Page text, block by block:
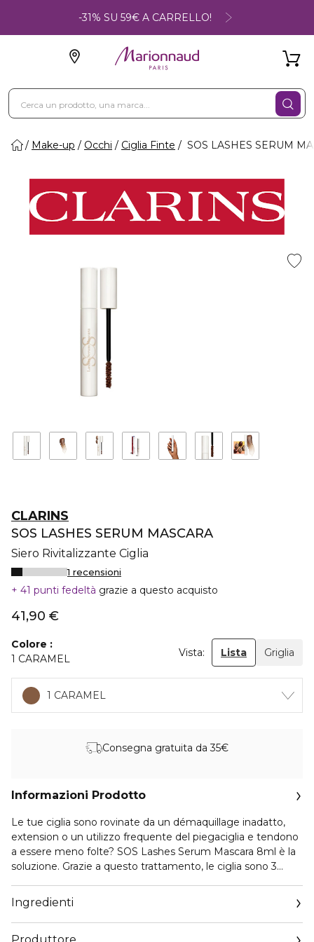
-31% SU 59€ A CARRELLO!
Make-up Occhi Ciglia Finte SOS LASHES SERUM
CLARINS
SOS LASHES SERUM MASCARA
Siero Rivitalizzante Ciglia
1 recensioni
41 punti fedeltà grazie a questo acquisto
41,90 €
Colore
1 CARAMEL
Vista: Lista Griglia
1 CARAMEL
Consegna gratuita da 35€
Informazioni Prodotto
Le tue ciglia sono rovinate da un démaquillage inadatto,
extension o un utilizzo frequente del piegaciglia e tendono
a essere meno folte? SOS Lashes Serum Mascara 8ml è la
soluzione. Grazie a questo trattamento, le ciglia sono 3
Questo trattamento all’avanguardia è arricchito con
l’imprescindibile LASH BOOSTING COMPLEX, per allungare
visibilmente le ciglia e fortificarle. Applicazione dopo
Ingredienti